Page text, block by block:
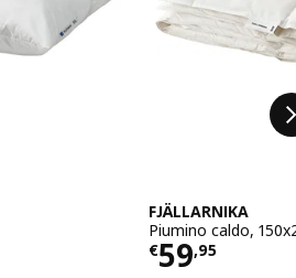
FJÄLLARNIKA
Piumino caldo,
€59,95
Prezzo €